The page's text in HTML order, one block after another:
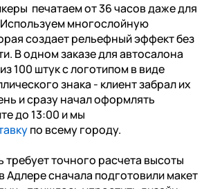
печатаем от 36 часов даже для
Используем многослойную
создает рельефный эффект без
В одном заказе для автосалона
100 штук с логотипом в виде
знака - клиент забрал их
и сразу начал оформлять
до 13:00 и мы
по всему городу.
требует точного расчета высоты
Адлере сначала подготовили макет